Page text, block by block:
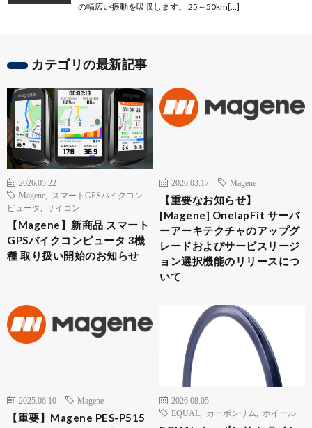
の幅広い振動を吸収します。 25～50km[…]
カテゴリの最新記事
2026.05.22
Magene
スマートGPSバイクコン
ピュータ
サイコン
【Magene】新商品 スマート
GPSバイクコンピュータ 3機
種 取り扱い開始のお知らせ
2026.03.17 Magene
【重要なお知らせ】
[Magene] OnelapFit サーバ
ーアーキテクチャのアップグ
レードおよびサービスリージ
ョン選択機能のリリースにつ
いて
2025.06.10 Magene
【重要】Magene PES-P515
2026.08.05
EQUAL
カーボンリム ホイール